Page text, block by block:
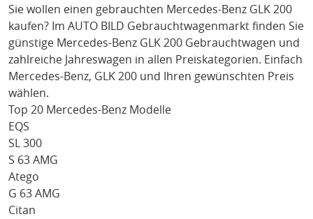
Sie wollen einen gebrauchten Mercedes-Benz GLK 200
kaufen? Im AUTO BILD Gebrauchtwagenmarkt finden Sie
günstige Mercedes-Benz GLK 200 Gebrauchtwagen und
zahlreiche Jahreswagen in allen Preiskategorien. Einfach
Mercedes-Benz, GLK 200 und Ihren gewünschten Preis
wählen.
Top 20 Mercedes-Benz Modelle
EQS
SL 300
S 63 AMG
Atego
G 63 AMG
Citan